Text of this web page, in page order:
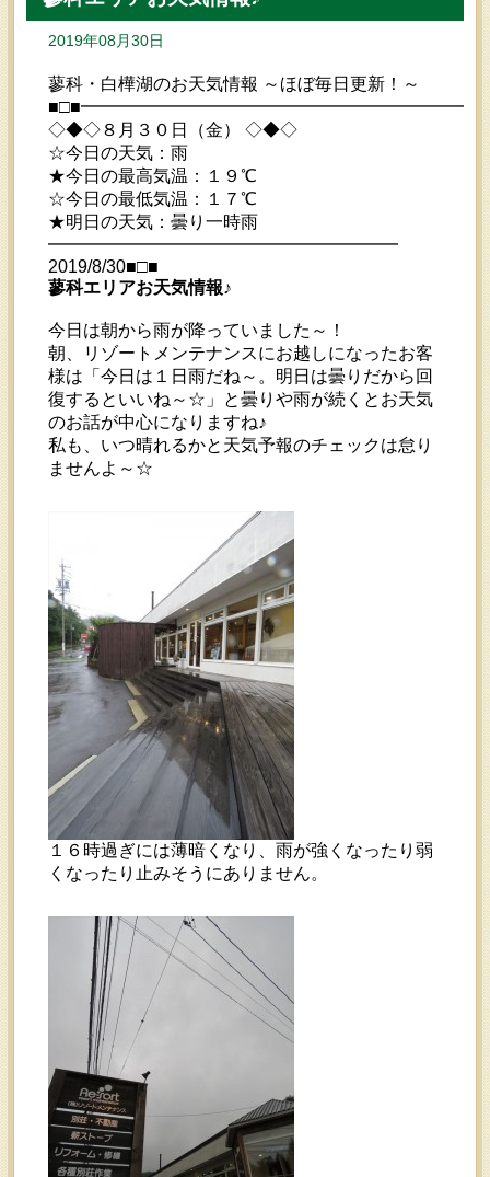
2019年08月30日
蓼科・白樺湖のお天気情報 ～ほぼ毎日更新！～
◇◆◇８月３０日（金） ◇◆◇
☆今日の天気：雨
★今日の最高気温：１９℃
☆今日の最低気温：１７℃
★明日の天気：曇り一時雨
━━━━━━━━━━━━━━━━━━━━
2019/8/30■□■
蓼科エリアお天気情報♪
今日は朝から雨が降っていました～！
朝、リゾートメンテナンスにお越しになったお客
様は「今日は１日雨だね～。明日は曇りだから回
復するといいね～☆」と曇りや雨が続くとお天気
のお話が中心になりますね♪
私も、いつ晴れるかと天気予報のチェックは怠り
ませんよ～☆
１６時過ぎには薄暗くなり、雨が強くなったり弱
くなったり止みそうにありません。